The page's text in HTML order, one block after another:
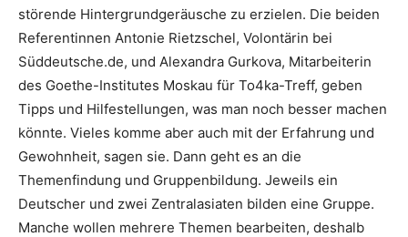
störende Hintergrundgeräusche zu erzielen. Die beiden
Referentinnen Antonie Rietzschel, Volontärin bei
Süddeutsche.de, und Alexandra Gurkova, Mitarbeiterin
des Goethe-Institutes Moskau für To4ka-Treff, geben
Tipps und Hilfestellungen, was man noch besser machen
könnte. Vieles komme aber auch mit der Erfahrung und
Gewohnheit, sagen sie. Dann geht es an die
Themenfindung und Gruppenbildung. Jeweils ein
Deutscher und zwei Zentralasiaten bilden eine Gruppe.
Manche wollen mehrere Themen bearbeiten, deshalb